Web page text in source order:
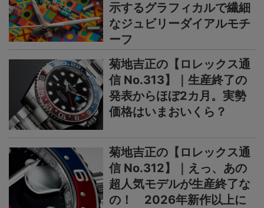
示するグラフィカルで繊細
なジュビリーダイアルモチ
ーフ
菊地吉正の【ロレックス通
信 No.313】｜生産終了の
発表からほぼ2カ月。実勢
価格はいまおいくら？
菊地吉正の【ロレックス通
信 No.312】｜えっ、あの
超人気モデルが生産終了な
の！ 2026年新作以上に